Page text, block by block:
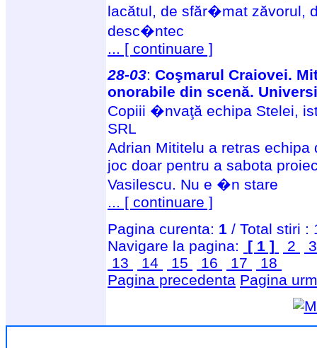
lacătul, de sfăr�mat zăvorul,
desc�ntec
... [ continuare ]
28-03: Coşmarul Craiovei.
onorabile din scenă.
Copiii �nvaţă echipa Stelei,
SRL
Adrian Mititelu a retras
joc doar pentru a sabota
Vasilescu. Nu e �n stare
... [ continuare ]
Pagina curenta: 1 / Total stiri :
Navigare la pagina:
[ 1 ] 2
13
14 15 16 17
18
Pagina precedenta Pagina